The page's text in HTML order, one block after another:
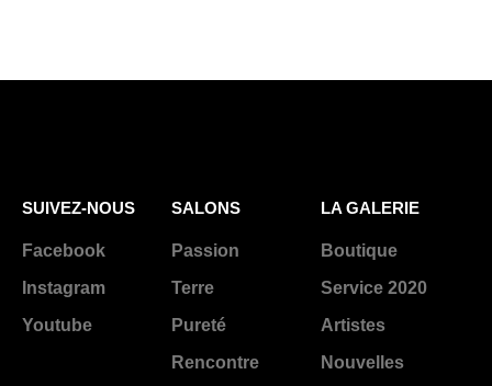
SUIVEZ-NOUS
Facebook
Instagram
Youtube
SALONS
Passion
Terre
Pureté
Rencontre
LA GALERIE
Boutique
Service 2020
Artistes
Nouvelles